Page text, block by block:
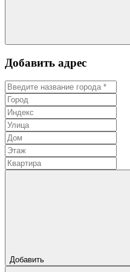
Добавить адрес
Добавить